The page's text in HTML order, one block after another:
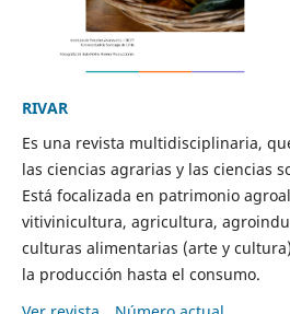
RIVAR
Es una revista multidisciplinaria,
las ciencias agrarias y las ciencias
Está focalizada en patrimonio
vitivinicultura, agricultura,
culturas alimentarias (arte y
la producción hasta el consumo.